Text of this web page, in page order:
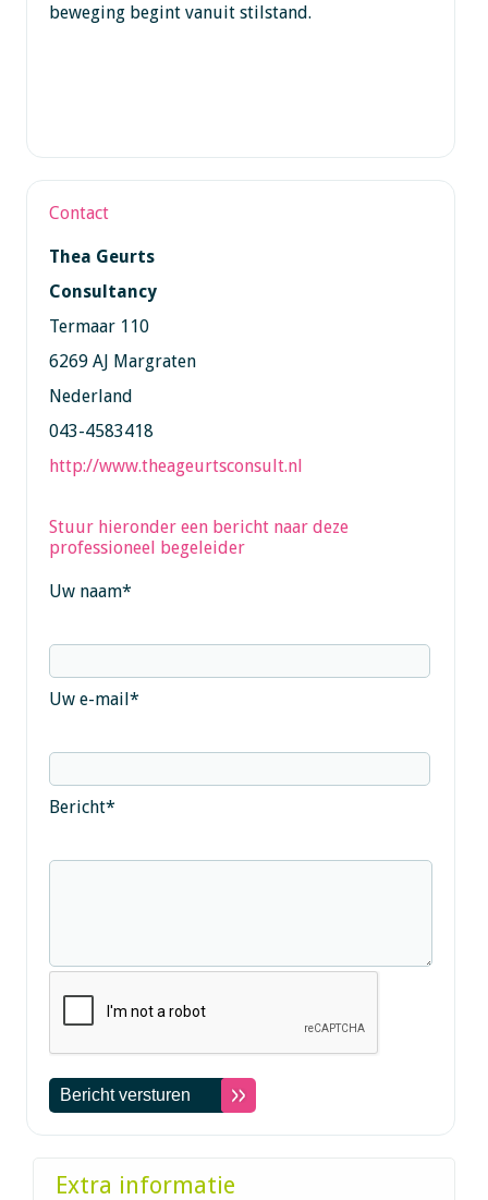
beweging begint vanuit stilstand.
Contact
Thea Geurts
Consultancy
Termaar 110
6269 AJ Margraten
Nederland
043-4583418
http://www.theageurtsconsult.nl
Stuur hieronder een bericht naar deze
professioneel begeleider
Uw naam*
Uw e-mail*
Bericht*
Extra informatie